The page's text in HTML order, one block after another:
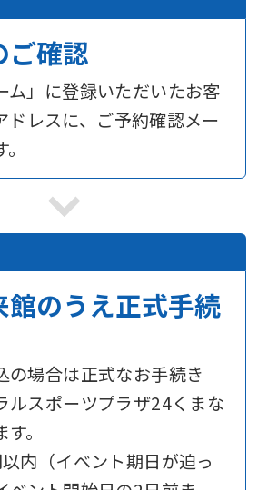
ご確認
ム」に登録いただいたお客
ドレスに、ご予約確認メー
館のうえ正式手続
の場合は正式なお手続き
ルスポーツプラザ24くまな
。
内（イベント期日が迫っ